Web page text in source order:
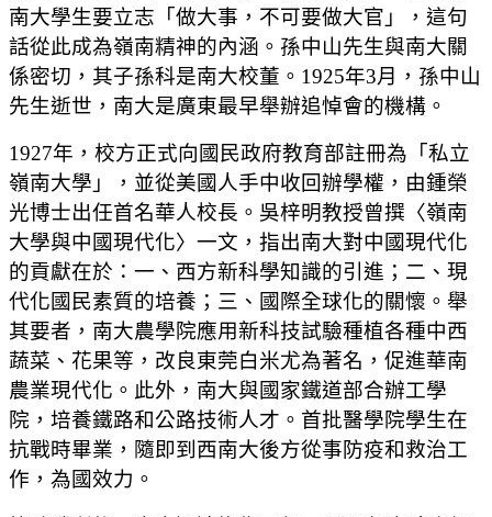
南大學生要立志「做大事，不可要做大官」，這句
話從此成為嶺南精神的內涵。孫中山先生與南大關
係密切，其子孫科是南大校董。1925年3月，孫中山
先生逝世，南大是廣東最早舉辦追悼會的機構。
1927年，校方正式向國民政府教育部註冊為「私立
嶺南大學」，並從美國人手中收回辦學權，由鍾榮
光博士出任首名華人校長。吳梓明教授曾撰〈嶺南
大學與中國現代化〉一文，指出南大對中國現代化
的貢獻在於：一、西方新科學知識的引進；二、現
代化國民素質的培養；三、國際全球化的關懷。舉
其要者，南大農學院應用新科技試驗種植各種中西
蔬菜、花果等，改良東莞白米尤為著名，促進華南
農業現代化。此外，南大與國家鐵道部合辦工學
院，培養鐵路和公路技術人才。首批醫學院學生在
抗戰時畢業，隨即到西南大後方從事防疫和救治工
作，為國效力。